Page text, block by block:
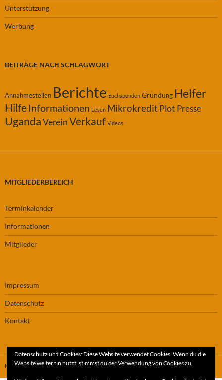
Unterstützung
Werbung
BEITRÄGE NACH SCHLAGWORT
Annahmestellen Berichte Buchspenden Gründung Helfer
Hilfe Informationen Lesen MikrokreditPlot Presse
UgandaVereinVerkauf Videos
MITGLIEDERBEREICH
Terminkalender
Informationen
Mitglieder
Impressum
Datenschutz
Kontakt
Mit Stolz präsentiert von WordPress
Datenschutz und Cookies: Diese Website verwendet Cookies. Wenn du die
Website weiterhin nutzt, stimmst du der Verwendung von Cookies zu.